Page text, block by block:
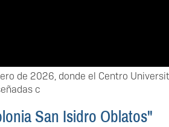
de 2026, donde el Centro
c
San Isidro Oblatos"